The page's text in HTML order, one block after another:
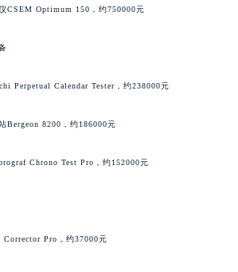
CSEM Optimum 150，约750000元
Perpetual Calendar Tester，约238000元
Bergeon 8200，约186000元
Chrono Test Pro，约152000元
Corrector Pro，约37000元